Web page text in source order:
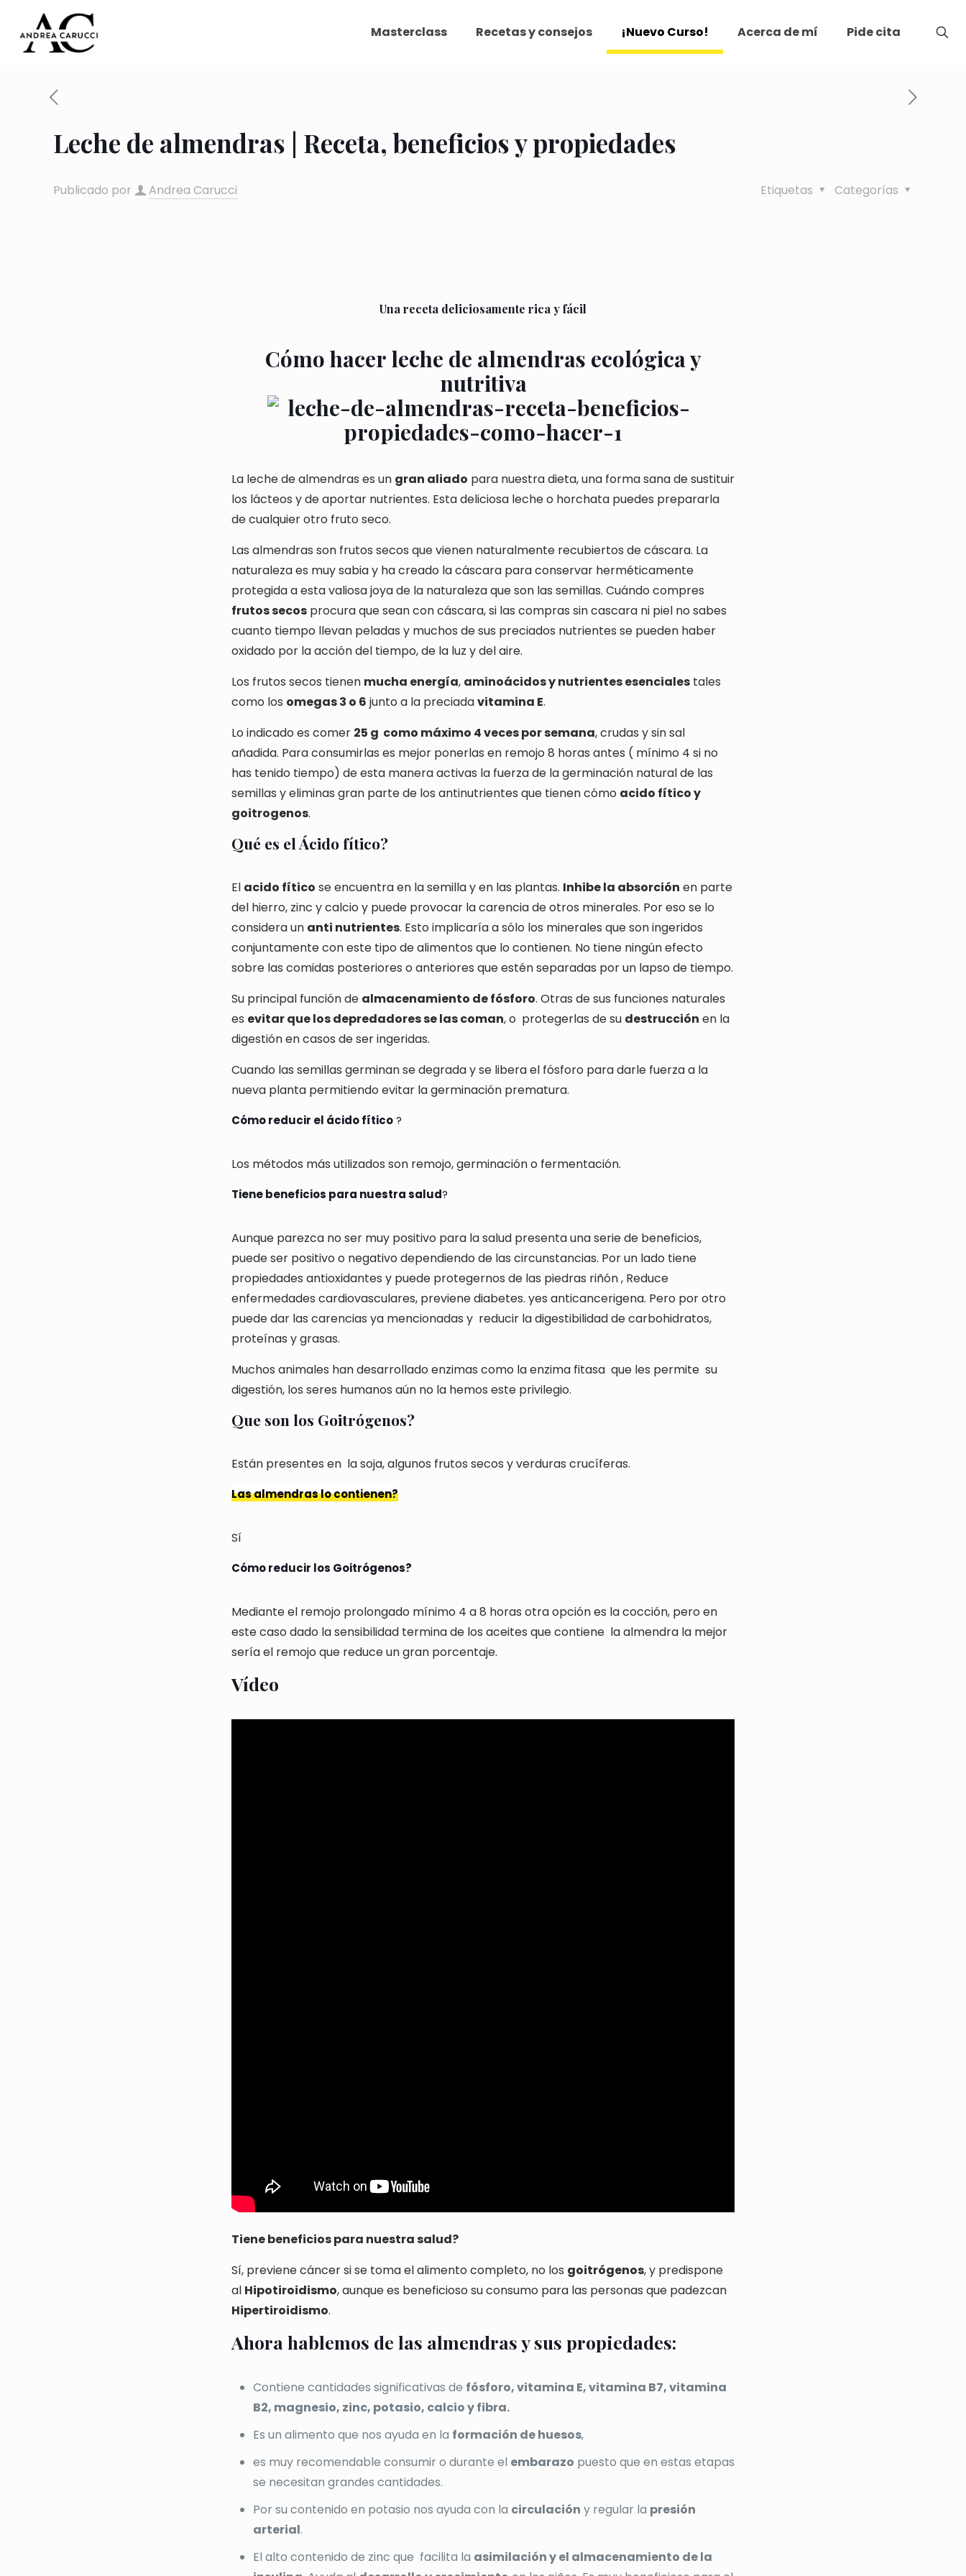
Masterclass Recetas y consejos ¡Nuevo Curso! Acerca de mí Pide cita
Leche de almendras | Receta, beneficios y propiedades
Publicado por Andrea Carucci Categorías
Etiquetas
Una receta deliciosamente rica y fácil
Cómo hacer leche de almendras ecológica y
nutritiva
La leche de almendras es un gran aliado para nuestra dieta, una forma sana de sustituir
los lácteos y de aportar nutrientes. Esta deliciosa leche o horchata puedes prepararla
de cualquier otro fruto seco.
Las almendras son frutos secos que vienen naturalmente recubiertos de cáscara. La
naturaleza es muy sabia y ha creado la cáscara para conservar herméticamente
protegida a esta valiosa joya de la naturaleza que son las semillas. Cuándo compres
frutos secos procura que sean con cáscara, si las compras sin cascara ni piel no sabes
cuanto tiempo llevan peladas y muchos de sus preciados nutrientes se pueden haber
oxidado por la acción del tiempo, de la luz y del aire.
Los frutos secos tienen mucha energía, aminoácidos y nutrientes esenciales tales
como los omegas 3 o 6 junto a la preciadavitamina E.
Lo indicado es comer 25 g como máximo 4 veces por semana, crudas y sin sal
añadida. Para consumirlas es mejor ponerlas en remojo 8 horas antes ( mínimo 4 si no
has tenido tiempo) de esta manera activas la fuerza de la germinación natural de las
semillas y eliminas gran parte de los antinutrientes que tienen cómo acido fítico y
goitrogenos.
Qué es el Ácido fítico?
El acido fítico se encuentra en la semilla y en las plantas. Inhibe la absorción en parte
del hierro, zinc y calcio y puede provocar la carencia de otros minerales. Por eso se lo
considera un anti nutrientes. Esto implicaría a sólo los minerales que son ingeridos
conjuntamente con este tipo de alimentos que lo contienen. No tiene ningún efecto
sobre las comidas posteriores o anteriores que estén separadas por un lapso de tiempo.
Su principal función de almacenamiento de fósforo. Otras de sus funciones naturales
es evitar que los depredadores se las coman, o protegerlas de su destrucción en la
digestión en casos de ser ingeridas.
Cuando las semillas germinan se degrada y se libera el fósforo para darle fuerza a la
nueva planta permitiendo evitar la germinación prematura.
Cómo reducir el ácido fítico?
Los métodos más utilizados son remojo, germinación o fermentación.
Tiene beneficios para nuestra salud?
Aunque parezca no ser muy positivo para la salud presenta una serie de beneficios,
puede ser positivo o negativo dependiendo de las circunstancias. Por un lado tiene
propiedades antioxidantes y puede protegernos de las piedras riñón , Reduce
enfermedades cardiovasculares, previene diabetes. yes anticancerigena. Pero por otro
puede dar las carencias ya mencionadas y reducir la digestibilidad de carbohidratos,
proteínas y grasas.
Muchos animales han desarrollado enzimas como la enzima fitasa que les permite su
digestión, los seres humanos aún no la hemos este privilegio.
Que son los Goitrógenos?
Están presentes en la soja, algunos frutos secos y verduras crucíferas.
Las almendras lo contienen?
Sí
Cómo reducir los Goitrógenos?
Mediante el remojo prolongado mínimo 4 a 8 horas otra opción es la cocción, pero en
este caso dado la sensibilidad termina de los aceites que contiene la almendra la mejor
sería el remojo que reduce un gran porcentaje.
Vídeo
Tiene beneficios para nuestra salud?
Sí, previene cáncer si se toma el alimento completo, no los goitrógenos, y predispone
al Hipotiroidismo, aunque es beneficioso su consumo para las personas que padezcan
Hipertiroidismo.
Ahora hablemos de las almendras y sus propiedades:
Contiene cantidades significativas de fósforo, vitamina E, vitamina B7, vitamina
B2, magnesio, zinc, potasio, calcio y fibra.
Es un alimento que nos ayuda en la formación de huesos,
es muy recomendable consumir o durante el embarazo puesto que en estas etapas
se necesitan grandes cantidades.
Por su contenido en potasio nos ayuda con la circulación y regular la presión
arterial.
El alto contenido de zinc que facilita la asimilación y el almacenamiento de la